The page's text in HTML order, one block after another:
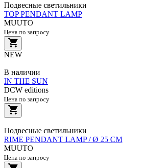
Подвесные светильники
TOP PENDANT LAMP
MUUTO
Цена по запросу
NEW
В наличии
IN THE SUN
DCW editions
Цена по запросу
Подвесные светильники
RIME PENDANT LAMP / Ø 25 CM
MUUTO
Цена по запросу